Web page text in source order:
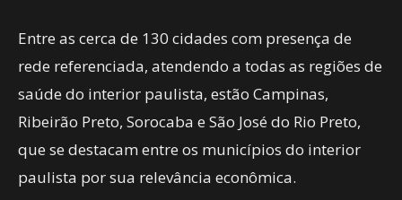
Entre as cerca de 130 cidades com presença de
rede referenciada, atendendo a todas as regiões de
saúde do interior paulista, estão Campinas,
Ribeirão Preto, Sorocaba e São José do Rio Preto,
que se destacam entre os municípios do interior
paulista por sua relevância econômica.